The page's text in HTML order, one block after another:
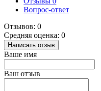
Вопрос-ответ
Отзывов: 0
Средняя оценка: 0
Написать отзыв
Ваше имя
Ваш отзыв